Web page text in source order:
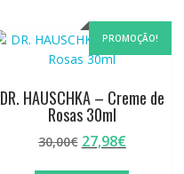
PROMOÇÃO!
DR. HAUSCHKA – Creme de
Rosas 30ml
30,00€ O
27,98€O